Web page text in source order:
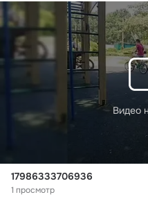
Видео
17986333706936
1 просмотр